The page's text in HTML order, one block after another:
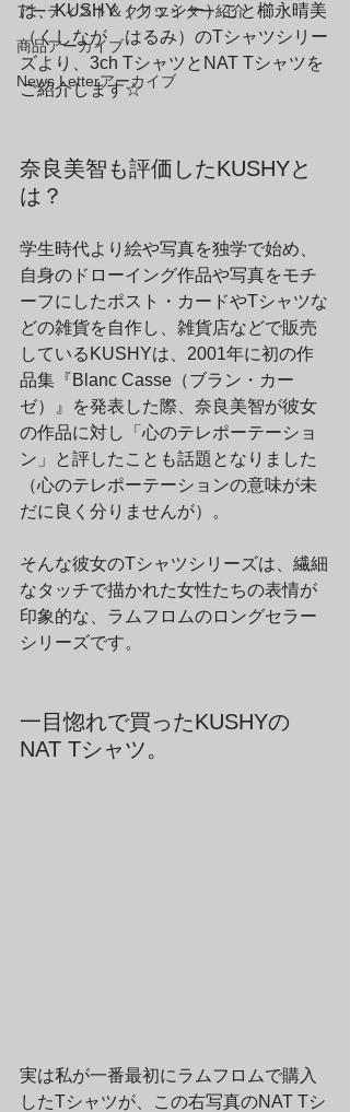
アーティスト＆クリエイター紹介
商品アーカイブ
News Letterアーカイブ
は、KUSHY（クッシー）こと櫛永晴美
（くしなが　はるみ）のTシャツシリー
ズより、3ch TシャツとNAT Tシャツを
ご紹介します☆
奈良美智も評価したKUSHYと
は？
学生時代より絵や写真を独学で始め、
自身のドローイング作品や写真をモチ
ーフにしたポスト・カードやTシャツな
どの雑貨を自作し、雑貨店などで販売
しているKUSHYは、2001年に初の作
品集『Blanc Casse（ブラン・カー
ゼ）』を発表した際、奈良美智が彼女
の作品に対し「心のテレポーテーショ
ン」と評したことも話題となりました
（心のテレポーテーションの意味が未
だに良く分りませんが）。
そんな彼女のTシャツシリーズは、繊細
なタッチで描かれた女性たちの表情が
印象的な、ラムフロムのロングセラー
シリーズです。
一目惚れで買ったKUSHYの
NAT Tシャツ。
実は私が一番最初にラムフロムで購入
したTシャツが、この右写真のNAT Tシ